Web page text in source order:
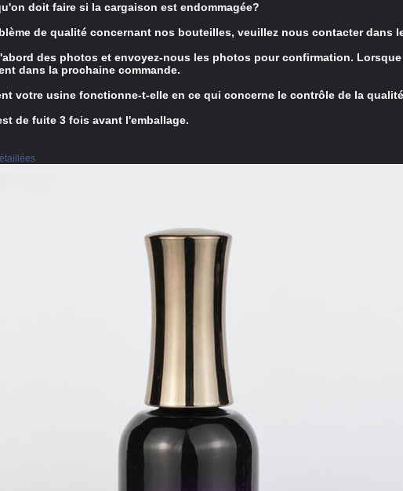
doit faire si la cargaison est endommagée?
de qualité concernant nos bouteilles, veuillez nous contacter dans
des photos et envoyez-nous les photos pour confirmation.
dans la prochaine commande.
votre usine fonctionne-t-elle en ce qui concerne le contrôle de la
de fuite 3 fois avant l'emballage.